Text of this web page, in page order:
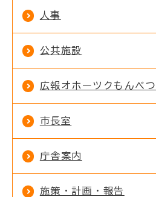
人事
公共施設
広報オホーツクもんべつ
市長室
庁舎案内
施策・計画・報告